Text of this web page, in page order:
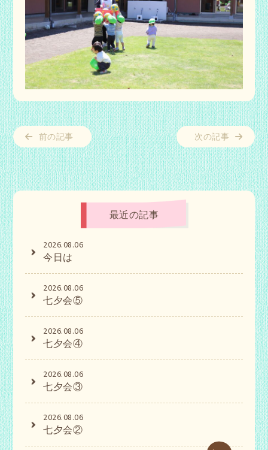
前の記事 次の記事
最近の記事
2026.08.06
今日は
2026.08.06
七夕会⑤
2026.08.06
七夕会④
2026.08.06
七夕会③
2026.08.06
七夕会②